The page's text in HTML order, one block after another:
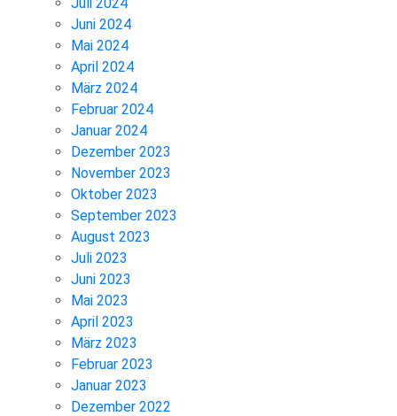
Juni 2024
Mai 2024
April 2024
März 2024
Februar 2024
Januar 2024
Dezember 2023
November 2023
Oktober 2023
September 2023
August 2023
Juli 2023
Juni 2023
Mai 2023
April 2023
März 2023
Februar 2023
Januar 2023
Dezember 2022